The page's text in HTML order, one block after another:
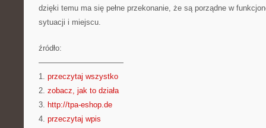
dzięki temu ma się pełne przekonanie, że są porządne w
sytuacji i miejscu.
źródło:
———————————
1. przeczytaj wszystko
2. zobacz, jak to działa
3. http://tpa-eshop.de
4. przeczytaj wpis